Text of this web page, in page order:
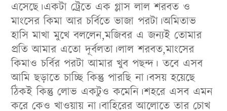
এসেছে।একটা ট্রেতে এক গ্লাস লাল শরবত ও
মাংসের কিমা আর চর্বিতে ভাজা পরটা।অমিতাভ
হাসি মাখা মুখে বললেন,মজিবর এ জন্যই তোমার
প্রতি আমার এতো দূর্বলতা।লাল শরবত,মাংসের
কিমাও চর্বির পরটা আমার খুব পছন্দ। তবে এসব
আমি ছড়াতে চাচ্ছি কিন্তু পারছি না।বসয় হয়েছে
ঠিকই কিন্তু লোভ একটুও কমেনি।শহরে এসব এমন
করে কেও খাওয়ায় না।বাহিরের আলোতে তার চোখ